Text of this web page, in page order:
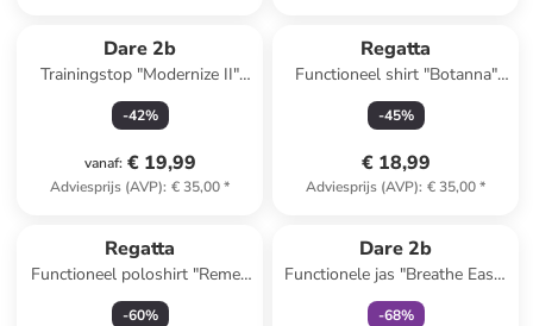
Dare 2b
Trainingstop "Modernize II"
rood
-42%
vanaf: € 19,99
Adviesprijs (AVP): € 35,00*
Regatta
Functioneel shirt "Botanna"
paars
-45%
€ 18,99
Adviesprijs (AVP): € 35,00*
Regatta
Functioneel poloshirt "Remex
II" zalmroze
-60%
Dare 2b
Functionele jas "Breathe Easy"
donkerblauw
-68%